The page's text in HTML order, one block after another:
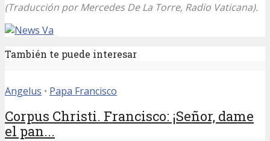
(Traducción por Mercedes De La Torre, Radio Vaticana).
También te puede interesar
Angelus • Papa Francisco
Corpus Christi. Francisco: ¡Señor, dame
el pan...